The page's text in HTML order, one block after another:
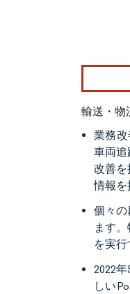
画像 ©
輸送・物
業務
車両
改善
情報
個々
ます
を実
2022
しい